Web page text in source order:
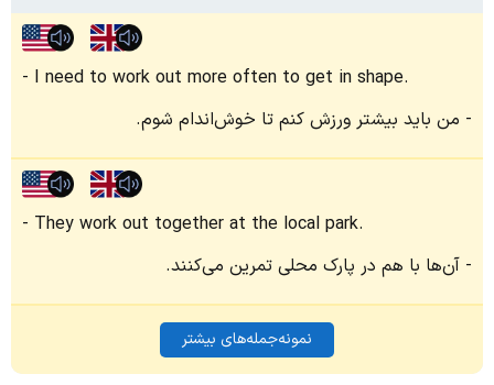
I need to work out more often to get in shape.
من باید بیشتر ورزش کنم تا خوش‌اندام شوم.
They work out together at the local park.
آن‌ها با هم در پارک محلی تمرین می‌کنند.
نمونه‌جمله‌های بیشتر